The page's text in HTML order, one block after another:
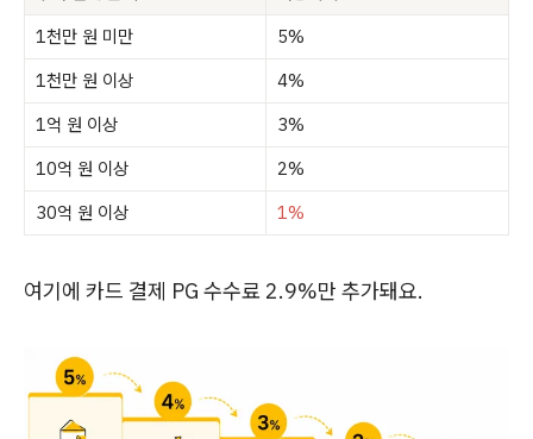
1천만 원 미만
5%
1천만 원 이상
4%
1억 원 이상
3%
10억 원 이상
2%
30억 원 이상
1%
여기에 카드 결제 PG 수수료 2.9%만 추가돼요.